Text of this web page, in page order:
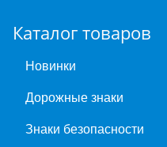
Каталог товаров
Новинки
Дорожные знаки
Знаки безопасности